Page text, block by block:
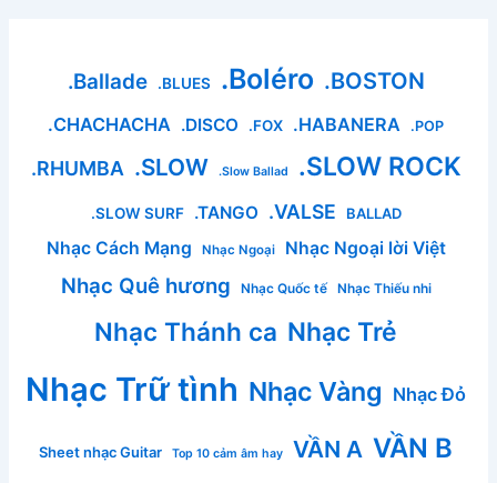
.Ballade .BLUES .Boléro .BOSTON
.CHACHACHA .DISCO .FOX .HABANERA .POP
.RHUMBA .SLOW .Slow Ballad .SLOW ROCK
.SLOW SURF .TANGO .VALSE BALLAD
Nhạc Cách Mạng Nhạc Ngoại Nhạc Ngoại lời Việt
Nhạc Quê hương Nhạc Quốc tế Nhạc Thiếu nhi
Nhạc Thánh ca Nhạc Trẻ
Nhạc Trữ tình Nhạc Vàng Nhạc Đỏ
Sheet nhạc Guitar Top 10 cảm âm hay VẦN A VẦN B